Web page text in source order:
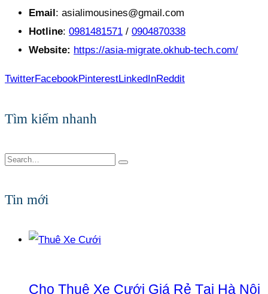
Email: asialimousines@gmail.com
Hotline: 0981481571 / 0904870338
Website: https://asia-migrate.okhub-tech.com/
TwitterFacebookPinterestLinkedInReddit
Tìm kiếm nhanh
Tin mới
Cho Thuê Xe Cưới Giá Rẻ Tại Hà Nội